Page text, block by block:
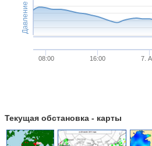
Давление
08:00 16:00 7.
Текущая обстановка - карты